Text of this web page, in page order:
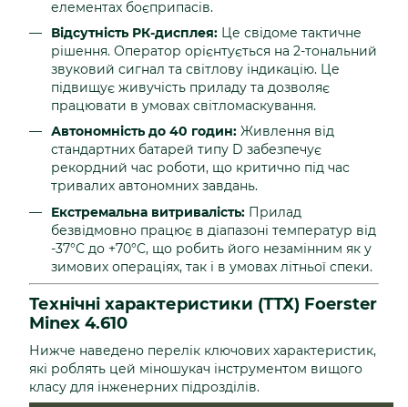
елементах боєприпасів.
Відсутність РК-дисплея: Це свідоме тактичне
рішення. Оператор орієнтується на 2-тональний
звуковий сигнал та світлову індикацію. Це
підвищує живучість приладу та дозволяє
працювати в умовах світломаскування.
Автономність до 40 годин: Живлення від
стандартних батарей типу D забезпечує
рекордний час роботи, що критично під час
тривалих автономних завдань.
Екстремальна витривалість: Прилад
безвідмовно працює в діапазоні температур від
-37°C до +70°C, що робить його незамінним як у
зимових операціях, так і в умовах літньої спеки.
Технічні характеристики (ТТХ) Foerster
Minex 4.610
Нижче наведено перелік ключових характеристик,
які роблять цей міношукач інструментом вищого
класу для інженерних підрозділів.